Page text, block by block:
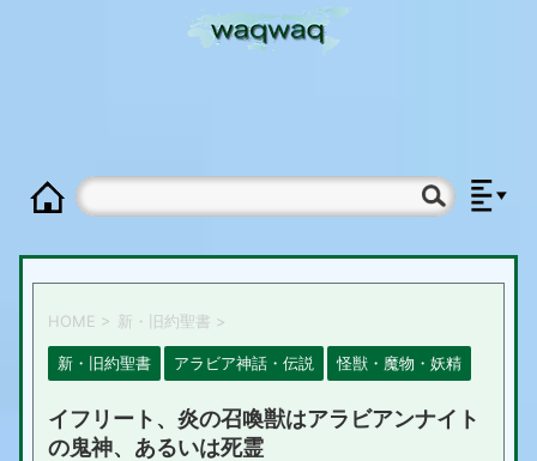
HOME > 新・旧約聖書 >
新・旧約聖書 アラビア神話・伝説 怪獣・魔物・妖精
イフリート、炎の召喚獣はアラビアンナイト
の鬼神、あるいは死霊